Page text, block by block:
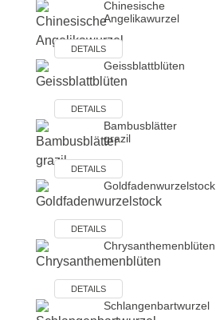
Chinesische
Angelikawurzel
DETAILS
Geissblattblüten
DETAILS
Bambusblätter
grazil
DETAILS
Goldfadenwurzelstock
DETAILS
Chrysanthemenblüten
DETAILS
Schlangenbartwurzel